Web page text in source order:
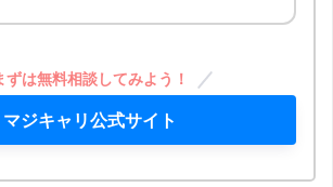
ずは無料相談してみよう！
マジキャリ公式サイト